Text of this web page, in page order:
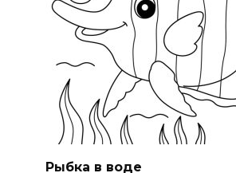
Рыбка в воде